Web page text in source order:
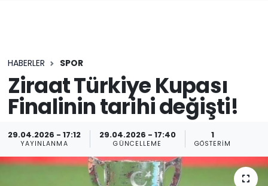
HABERLER SPOR
Ziraat Türkiye Kupası
Finalinin tarihi değişti!
29.04.2026 - 17:12
YAYINLANMA
29.04.2026 - 17:40
GÜNCELLEME
1
GÖSTERIM
Son Dakika Haberleri
Haber Arşivi